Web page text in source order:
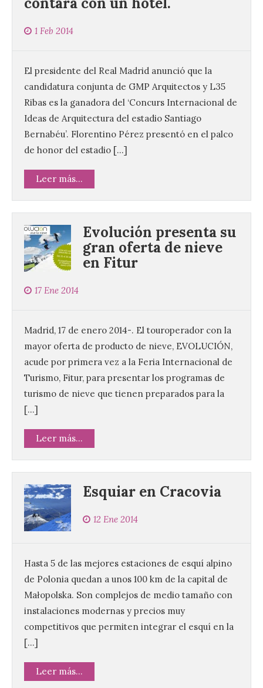
1 Feb 2014
El presidente del Real Madrid anunció que la
candidatura conjunta de GMP Arquitectos y L35
Ribas es la ganadora del ‘Concurs Internacional de
Ideas de Arquitectura del estadio Santiago
Bernabéu’. Florentino Pérez presentó en el palco
de honor del estadio […]
Leer más...
Evolución presenta su
gran oferta de nieve
en Fitur
17 Ene 2014
Madrid, 17 de enero 2014-. El touroperador con la
mayor oferta de producto de nieve, EVOLUCIÓN,
acude por primera vez a la Feria Internacional de
Turismo, Fitur, para presentar los programas de
turismo de nieve que tienen preparados para la
[…]
Leer más...
Esquiar en Cracovia
12 Ene 2014
Hasta 5 de las mejores estaciones de esquí alpino
de Polonia quedan a unos 100 km de la capital de
Małopolska. Son complejos de medio tamaño con
instalaciones modernas y precios muy
competitivos que permiten integrar el esquí en la
[…]
Leer más...